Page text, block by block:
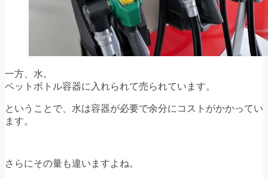
一方、水。
ペットボトル容器に入れられて売られています。
ということで、水は容器が必要で余分にコストがかかってい
ます。
さらにその量も違いますよね。